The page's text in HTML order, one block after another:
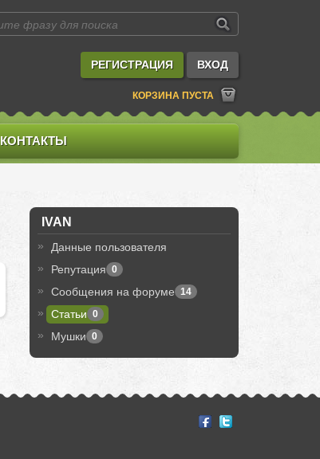
РЕГИСТРАЦИЯ ВХОД
КОРЗИНА ПУСТА
КОНТАКТЫ
IVAN
Данные пользователя
Репутация 0
Сообщения на форуме 14
Cтатьи 0
Мушки 0